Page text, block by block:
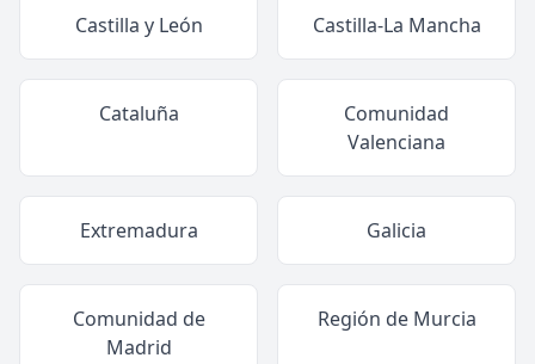
Castilla y León Castilla-La Mancha
Cataluña
Comunidad
Valenciana
Extremadura Galicia
Comunidad de
Madrid
Región de Murcia